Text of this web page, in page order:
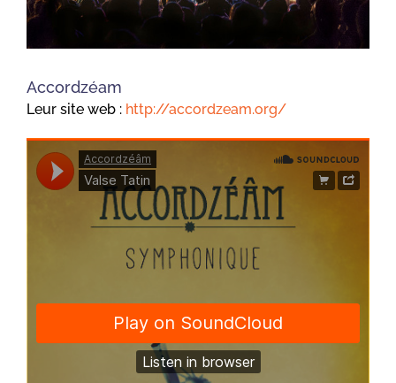
Accordzéam
Leur site web : http://accordzeam.org/